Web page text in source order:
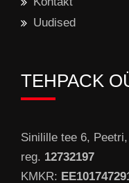
Uudised
TEHPACK
Sinilille tee 6,
reg. 12732197
KMKR: